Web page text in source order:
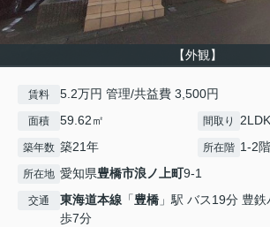
【外観】
賃料 5.2万円 管理/共益費 3,500円
面積 59.62㎡ 間取り 2LDK
築年数 築21年 所在階 1-2
所在地 愛知県豊橋市浪ノ上町9-1
交通 東海道本線 「豊橋 」駅 バス19分 豊
歩7分